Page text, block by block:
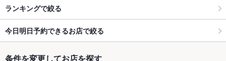
ランキングで絞る
今日明日予約できるお店で絞る
条件を変更してお店を探す